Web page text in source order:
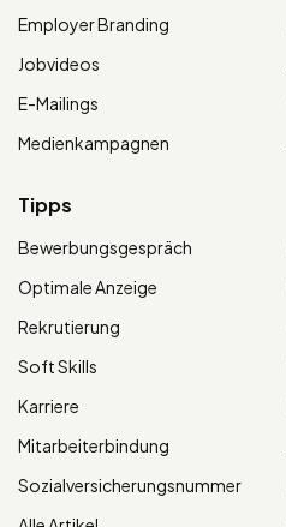
Employer Branding
Jobvideos
E-Mailings
Medienkampagnen
Tipps
Bewerbungsgespräch
Optimale Anzeige
Rekrutierung
Soft Skills
Karriere
Mitarbeiterbindung
Sozialversicherungsnummer